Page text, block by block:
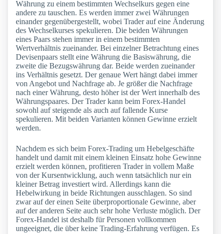
Währung zu einem bestimmten Wechselkurs gegen eine
andere zu tauschen. Es werden immer zwei Währungen
einander gegenübergestellt, wobei Trader auf eine Änderung
des Wechselkurses spekulieren. Die beiden Währungen
eines Paars stehen immer in einem bestimmten
Wertverhältnis zueinander. Bei einzelner Betrachtung eines
Devisenpaars stellt eine Währung die Basiswährung, die
zweite die Bezugswährung dar. Beide werden zueinander
ins Verhältnis gesetzt. Der genaue Wert hängt dabei immer
von Angebot und Nachfrage ab. Je größer die Nachfrage
nach einer Währung, desto höher ist der Wert innerhalb des
Währungspaares. Der Trader kann beim Forex-Handel
sowohl auf steigende als auch auf fallende Kurse
spekulieren. Mit beiden Varianten können Gewinne erzielt
werden.
Nachdem es sich beim Forex-Trading um Hebelgeschäfte
handelt und damit mit einem kleinen Einsatz hohe Gewinne
erzielt werden können, profitieren Trader in vollem Maße
von der Kursentwicklung, auch wenn tatsächlich nur ein
kleiner Betrag investiert wird. Allerdings kann die
Hebelwirkung in beide Richtungen ausschlagen. So sind
zwar auf der einen Seite überproportionale Gewinne, aber
auf der anderen Seite auch sehr hohe Verluste möglich. Der
Forex-Handel ist deshalb für Personen vollkommen
ungeeignet, die über keine Trading-Erfahrung verfügen. Es